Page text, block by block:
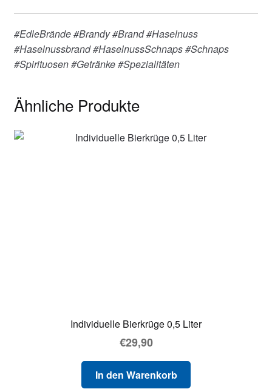
#EdleBrände #Brandy #Brand #Haselnuss
#Haselnussbrand #HaselnussSchnaps #Schnaps
#Spirituosen #Getränke #Spezialitäten
Ähnliche Produkte
Individuelle Bierkrüge 0,5 Liter
€29,90
In den Warenkorb